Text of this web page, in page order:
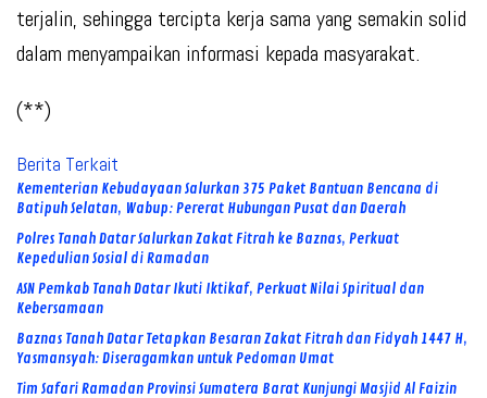
terjalin, sehingga tercipta kerja sama yang semakin solid
dalam menyampaikan informasi kepada masyarakat.
(**)
Berita Terkait
Kementerian Kebudayaan Salurkan 375 Paket Bantuan Bencana di
Batipuh Selatan, Wabup: Pererat Hubungan Pusat dan Daerah
Polres Tanah Datar Salurkan Zakat Fitrah ke Baznas, Perkuat
Kepedulian Sosial di Ramadan
ASN Pemkab Tanah Datar Ikuti Iktikaf, Perkuat Nilai Spiritual dan
Kebersamaan
Baznas Tanah Datar Tetapkan Besaran Zakat Fitrah dan Fidyah 1447 H,
Yasmansyah: Diseragamkan untuk Pedoman Umat
Tim Safari Ramadan Provinsi Sumatera Barat Kunjungi Masjid Al Faizin